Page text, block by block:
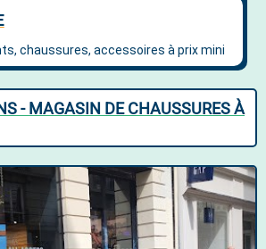
- MAGASIN DE CHAUSSURES À